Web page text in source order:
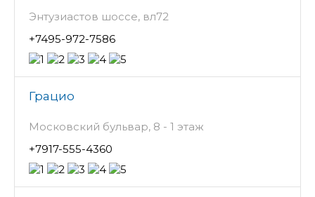
Энтузиастов шоссе, вл72
+7495-972-7586
Грацио
Московский бульвар, 8 - 1 этаж
+7917-555-4360